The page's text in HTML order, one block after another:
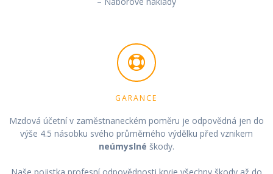
GARANCE
Mzdová účetní v zaměstnaneckém poměru je odpovědná jen do
výše 4.5 násobku svého průměrného výdělku před vznikem
neúmyslné škody.
Naše pojistka profesní odpovědnosti kryje všechny škody až do